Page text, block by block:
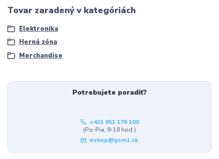
Tovar zaradený v kategóriách
Elektronika
Herná zóna
Merchandise
Potrebujete poradiť?
+421 951 176 100
(Po-Pia, 9-18 hod.)
eshop@gsm1.sk